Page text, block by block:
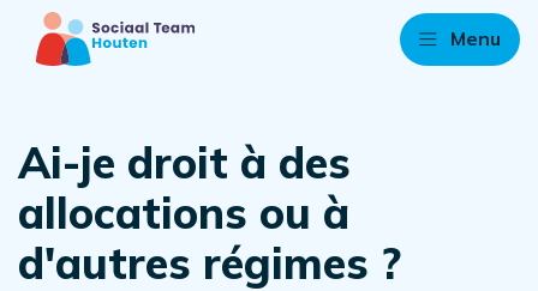
Menu
Ai-je droit à des
allocations ou à
d'autres régimes ?